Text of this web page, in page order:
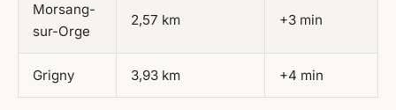
Morsang-
sur-Orge
2,57 km +3 min
Grigny 3,93 km +4 min